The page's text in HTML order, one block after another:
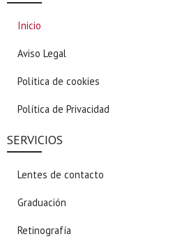
Inicio
Aviso Legal
Política de cookies
Política de Privacidad
SERVICIOS
Lentes de contacto
Graduación
Retinografía